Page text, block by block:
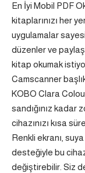
En İyi Mobil PDF
kitaplarınızı her
uygulamalar
düzenler ve
kitap okumak
Camscanner
KOBO Clara
sandığınız kadar
cihazınızı kısa
Renkli ekranı,
desteğiyle bu
değiştirebilir. Siz